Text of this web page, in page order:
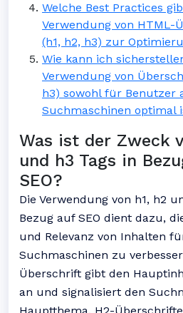
Welche Best Practices
Verwendung von HTML-
(h1, h2, h3) zur
Wie kann ich
Verwendung von
h3) sowohl für Benutzer
Suchmaschinen optimal
Was ist der Zweck
und h3 Tags in
SEO?
Die Verwendung von h1, h2
Bezug auf SEO dient dazu,
und Relevanz von Inhalten
Suchmaschinen zu
Überschrift gibt den
an und signalisiert den